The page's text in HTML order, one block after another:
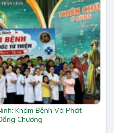
Khám Bệnh Và Phát
Chương